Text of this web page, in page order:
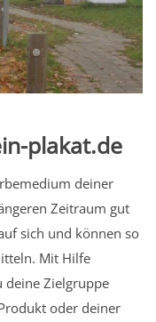
plakat.de
deiner
Zeitraum gut
sich und können so
Mit Hilfe
deine Zielgruppe
oder deiner